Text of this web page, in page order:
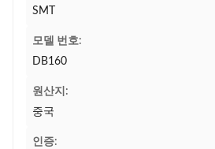
SMT
모델 번호:
DB160
원산지:
중국
인증: